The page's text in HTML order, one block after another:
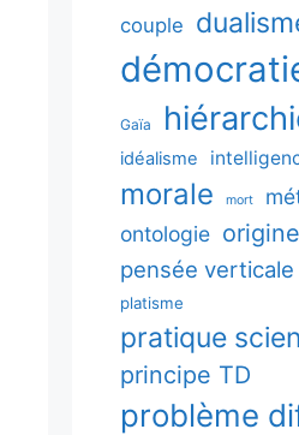
couple
Gaïa
idéalisme
morale mort
ontologie origine
pensée verticale
platisme
pratique
principe TD
problème